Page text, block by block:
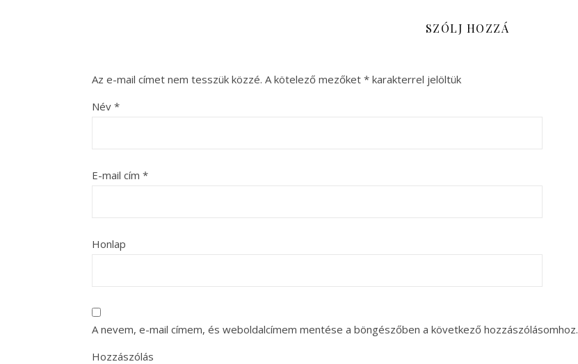
SZÓLJ HOZZÁ
Az e-mail címet nem tesszük közzé. A kötelező mezőket * karakterrel jelöltük
Név *
E-mail cím *
Honlap
A nevem, e-mail címem, és weboldalcímem mentése a böngészőben a következő hozzászólásomhoz.
Hozzászólás